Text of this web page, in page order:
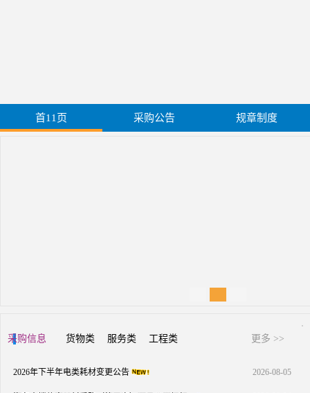
首11页 采购公告 规章制度
更多 >>
采购信息 货物类 服务类 工程类
2026-08-05
2026年下半年电类耗材变更公告